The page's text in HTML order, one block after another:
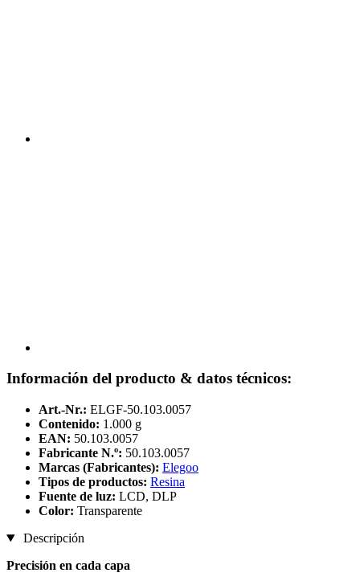
Información del producto & datos técnicos:
Art.-Nr.: ELGF-50.103.0057
Contenido: 1.000 g
EAN: 50.103.0057
Fabricante N.º: 50.103.0057
Marcas (Fabricantes): Elegoo
Tipos de productos: Resina
Fuente de luz: LCD, DLP
Color: Transparente
Descripción
Precisión en cada capa